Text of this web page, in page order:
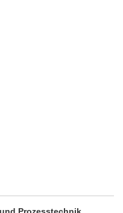
war: 55,00 €
ist: 52,25 €.